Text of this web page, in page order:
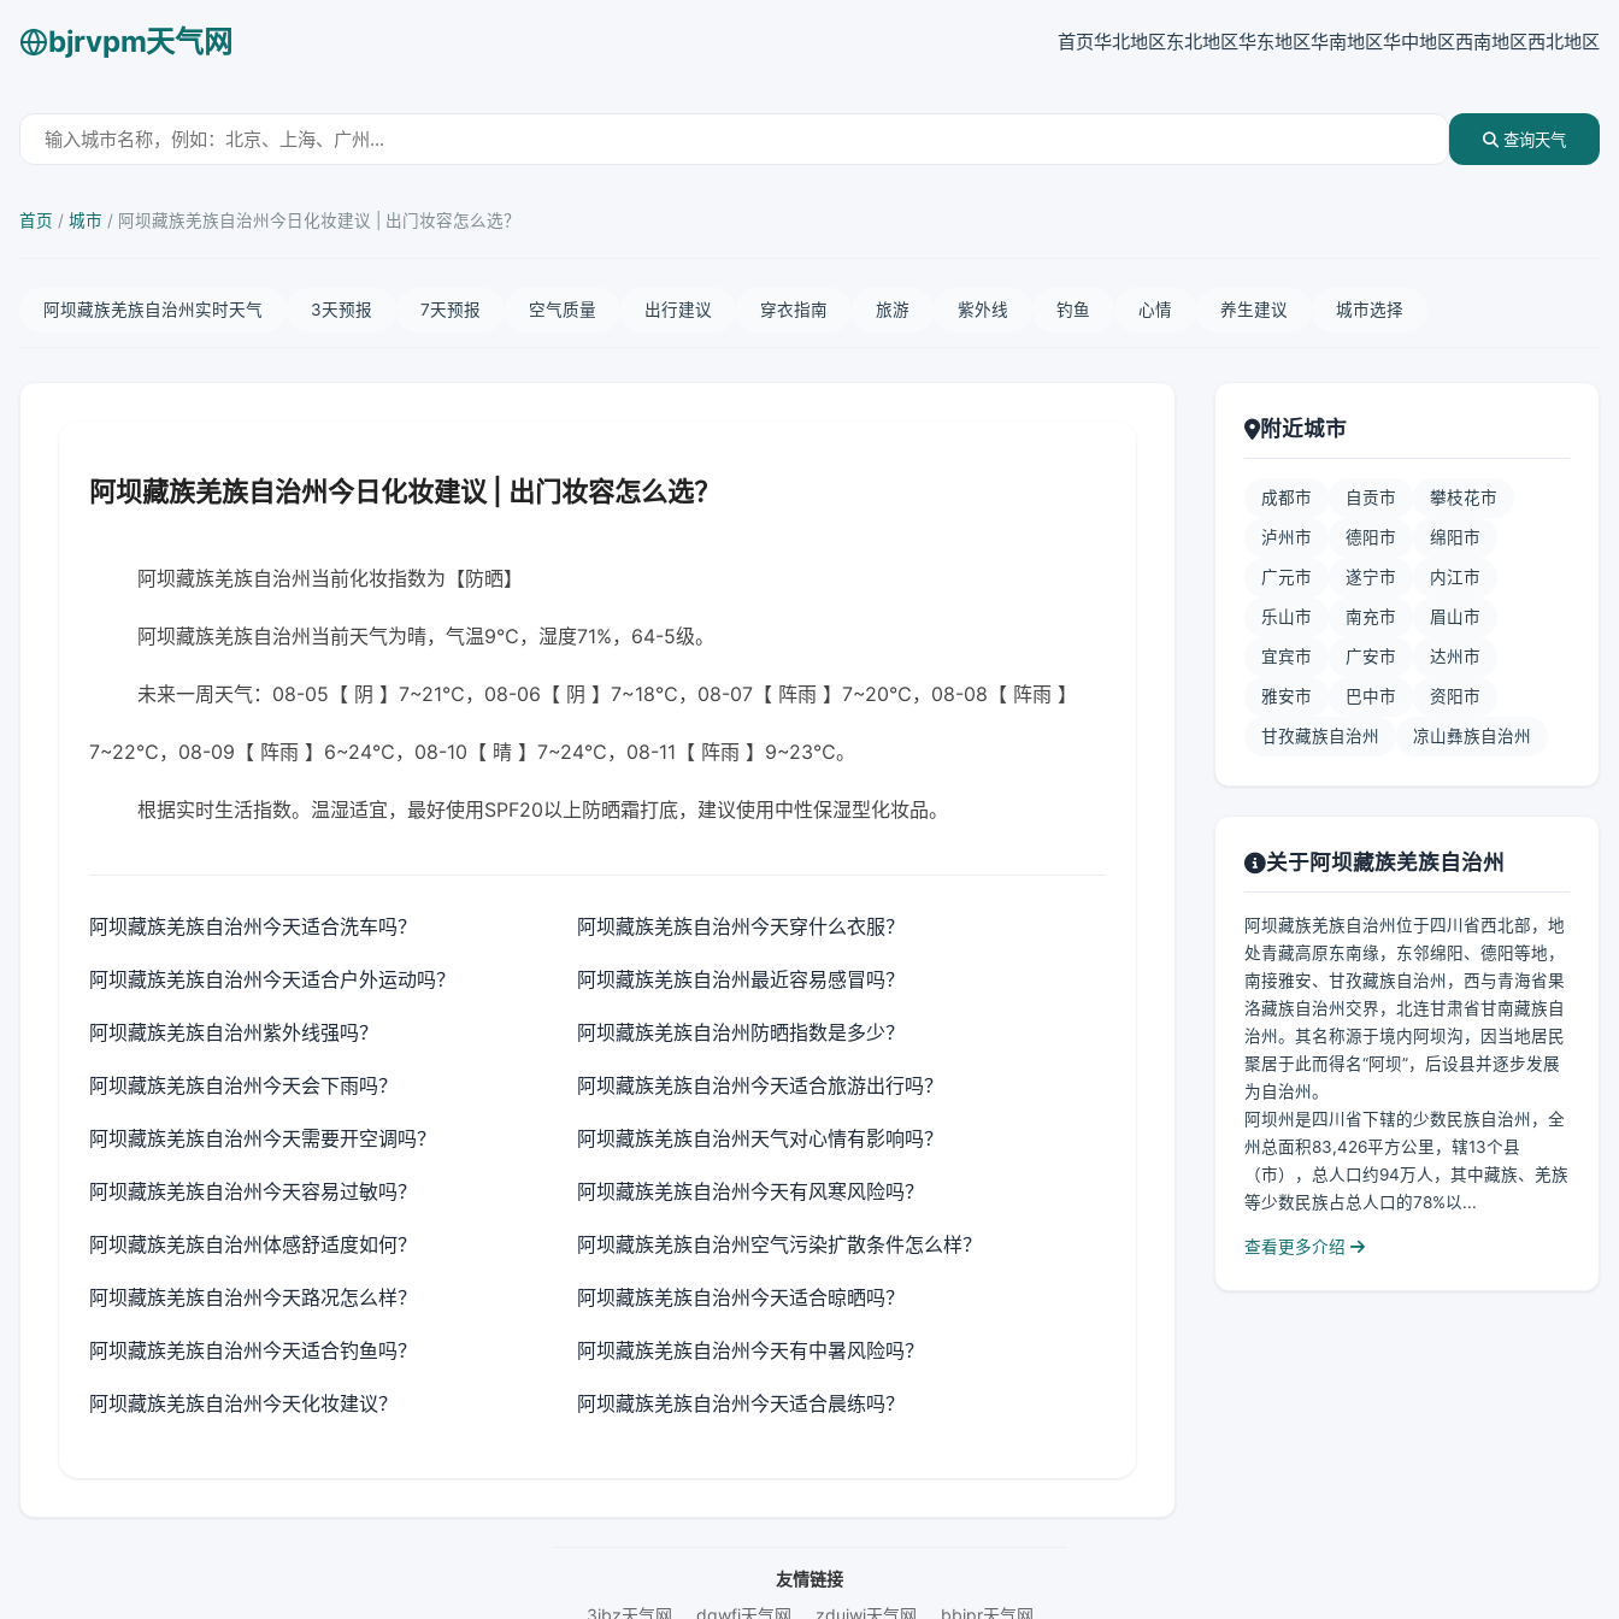
bjrvpm天气网 首页华北地区东北地区华东地区华南地区华中地区西南地区西北地区
查询天气
首页 / 城市 / 阿坝藏族羌族自治州今日化妆建议 | 出门妆容怎么选？
阿坝藏族羌族自治州实时天气 3天预报 7天预报 空气质量 出行建议 穿衣指南 旅游 紫外线 钓鱼 心情 养生建议 城市选择
阿坝藏族羌族自治州今日化妆建议 | 出门妆容怎么选？
阿坝藏族羌族自治州当前化妆指数为【防晒】
阿坝藏族羌族自治州当前天气为晴，气温9℃，湿度71%，64-5级。
未来一周天气：08-05【 阴 】7~21℃，08-06【 阴 】7~18℃，08-07【 阵雨 】7~20℃，08-08【 阵雨 】
7~22℃，08-09【 阵雨 】6~24℃，08-10【 晴 】7~24℃，08-11【 阵雨 】9~23℃。
根据实时生活指数。温湿适宜，最好使用SPF20以上防晒霜打底，建议使用中性保湿型化妆品。
阿坝藏族羌族自治州今天适合洗车吗？ 阿坝藏族羌族自治州今天穿什么衣服？
阿坝藏族羌族自治州今天适合户外运动吗？ 阿坝藏族羌族自治州最近容易感冒吗？
阿坝藏族羌族自治州紫外线强吗？ 阿坝藏族羌族自治州防晒指数是多少？
阿坝藏族羌族自治州今天会下雨吗？ 阿坝藏族羌族自治州今天适合旅游出行吗？
阿坝藏族羌族自治州今天需要开空调吗？ 阿坝藏族羌族自治州天气对心情有影响吗？
阿坝藏族羌族自治州今天容易过敏吗？ 阿坝藏族羌族自治州今天有风寒风险吗？
阿坝藏族羌族自治州体感舒适度如何？ 阿坝藏族羌族自治州空气污染扩散条件怎么样？
阿坝藏族羌族自治州今天路况怎么样？ 阿坝藏族羌族自治州今天适合晾晒吗？
阿坝藏族羌族自治州今天适合钓鱼吗？ 阿坝藏族羌族自治州今天有中暑风险吗？
阿坝藏族羌族自治州今天化妆建议？ 阿坝藏族羌族自治州今天适合晨练吗？
附近城市
成都市 自贡市 攀枝花市
泸州市 德阳市 绵阳市
广元市 遂宁市 内江市
乐山市 南充市 眉山市
宜宾市 广安市 达州市
雅安市 巴中市 资阳市
甘孜藏族自治州 凉山彝族自治州
关于阿坝藏族羌族自治州
阿坝藏族羌族自治州位于四川省西北部，地
处青藏高原东南缘，东邻绵阳、德阳等地，
南接雅安、甘孜藏族自治州，西与青海省果
洛藏族自治州交界，北连甘肃省甘南藏族自
治州。其名称源于境内阿坝沟，因当地居民
聚居于此而得名“阿坝”，后设县并逐步发展
为自治州。
阿坝州是四川省下辖的少数民族自治州，全
州总面积83,426平方公里，辖13个县
（市），总人口约94万人，其中藏族、羌族
等少数民族占总人口的78%以...
查看更多介绍
友情链接
3ibz天气网
dqwfj天气网 zduiwj天气网 bbjpr天气网